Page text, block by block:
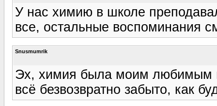
У нас химию в школе
все, остальные воспоминания
Snusmumrik
Эх, химия была моим любимым
всё безвозвратно забыто, как